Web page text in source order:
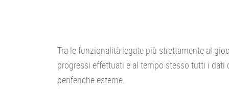
Tra le funzionalità legate più strettamente al
progressi effettuati e al tempo stesso tutti i
periferiche esterne.